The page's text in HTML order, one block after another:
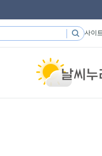
사이